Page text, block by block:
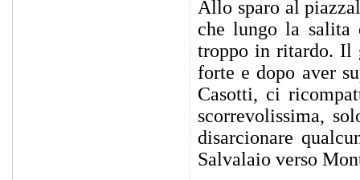
Allo sparo al
che lungo la salita
troppo in ritardo. Il
forte e dopo aver
Casotti, ci
scorrevolissima,
disarcionare
Salvalaio verso